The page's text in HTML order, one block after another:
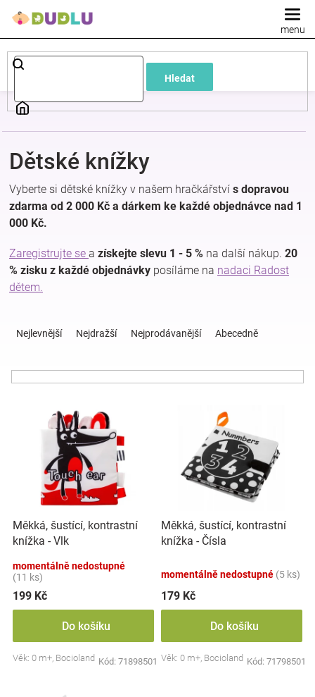
Hledat
Dětské
a
kojenecké
oblečení
Pokojíček
kojenecká
a
Těhotenské
oblečení
Novinky
Značky
Dětské knížky
Vyberte si dětské knížky v našem hračkářství s dopravou
zdarma od 2 000 Kč a dárkem ke každé objednávce nad 1
000 Kč.
Zaregistrujte se a získejte slevu 1 - 5 % na další nákup. 20
% zisku z každé objednávky posíláme na nadaci Radost
dětem.
ů
Nejlevnější Nejdražší Nejprodávanější Abecedně
o
d
u
k
ů
Měkká, šustící, kontrastní
knížka - Vlk
momentálně nedostupné
(11 ks)
199 Kč
Do košíku
Věk: 0 m+, Bocioland Kód: 71898501
Měkká, šustící, kontrastní
knížka - Čísla
momentálně nedostupné (5 ks)
179 Kč
Do košíku
Věk: 0 m+, Bocioland Kód: 71798501